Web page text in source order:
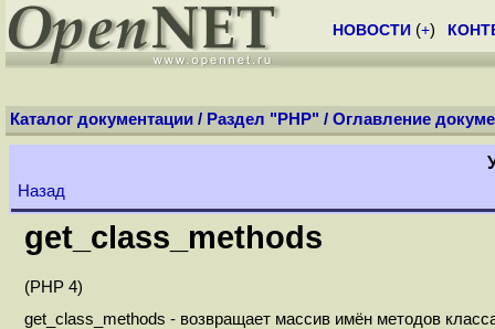
НОВОСТИ (+)
Каталог документации / Раздел "PHP" / Оглавление
Назад
get_class_methods
(PHP 4)
get_class_methods - возвращает массив имён методов